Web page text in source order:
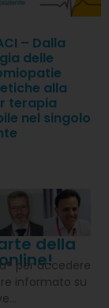
– Dalla
delle
alla
terapia
nel singolo
della
per accedere
informato su